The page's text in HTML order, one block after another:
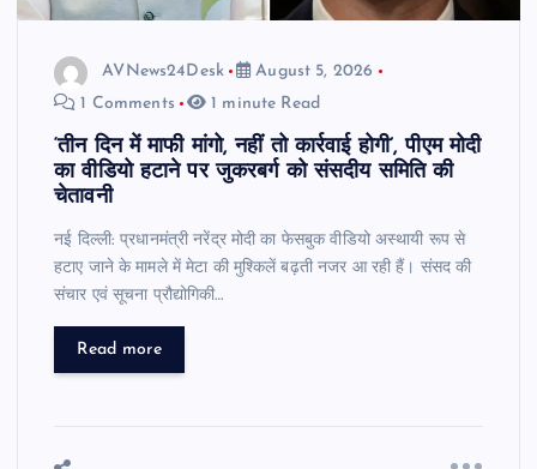
AVNews24Desk
August 5, 2026
1 Comments
1 minute Read
‘तीन दिन में माफी मांगो, नहीं तो कार्रवाई होगी’, पीएम मोदी
का वीडियो हटाने पर जुकरबर्ग को संसदीय समिति की
चेतावनी
नई दिल्ली: प्रधानमंत्री नरेंद्र मोदी का फेसबुक वीडियो अस्थायी रूप से
हटाए जाने के मामले में मेटा की मुश्किलें बढ़ती नजर आ रही हैं। संसद की
संचार एवं सूचना प्रौद्योगिकी…
Read more